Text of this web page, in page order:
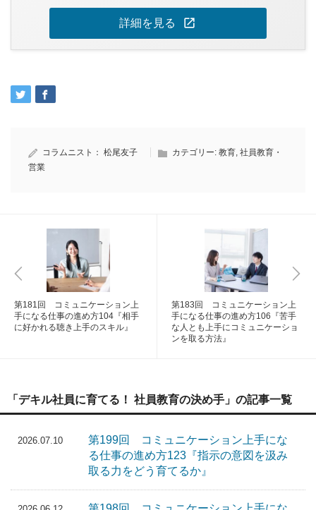
詳細を見る open_in_new
コラムニスト： 松尾友子 カテゴリー: 教育, 社員教育・
営業
第181回 コミュニケーション上
手になる仕事の進め方104『相手
に好かれる聴き上手のスキル』
第183回 コミュニケーション上
手になる仕事の進め方106『苦手
な人とも上手にコミュニケーショ
ンを取る方法』
「デキル社員に育てる！ 社員教育の決め手」の記事一覧
2026.07.10
第199回 コミュニケーション上手にな
る仕事の進め方123『指示の意図を汲み
取る力をどう育てるか』